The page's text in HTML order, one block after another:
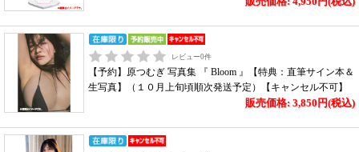
レビュー0件
【予約】原つむぎ 写真集 『 Bloom 』【特典：直筆サイン本＆
生写真】（１０月上旬頃順次発送予定）【キャンセル不可】
販売価格: 3,850円(税込)